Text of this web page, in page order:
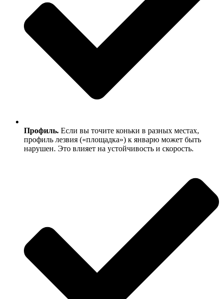
Профиль. Если вы точите коньки в разных местах,
профиль лезвия («площадка») к январю может быть
нарушен. Это влияет на устойчивость и скорость.